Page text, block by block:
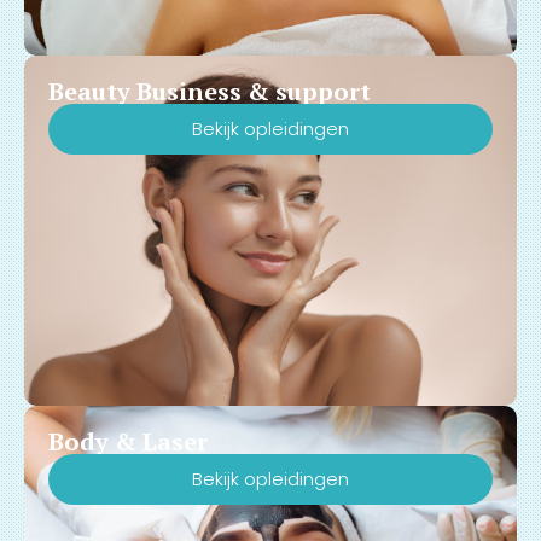
pijnloze ervaring. Upgrade je
salon en profiteer tijdelijk van
een GRATIS complete 2-
daagse vakopleiding
inclusief officieel certificaat
bij Huidspecialist
Opleidingen!
Beauty Business & support
Bekijk opleidingen
Body & Laser
Bekijk opleidingen